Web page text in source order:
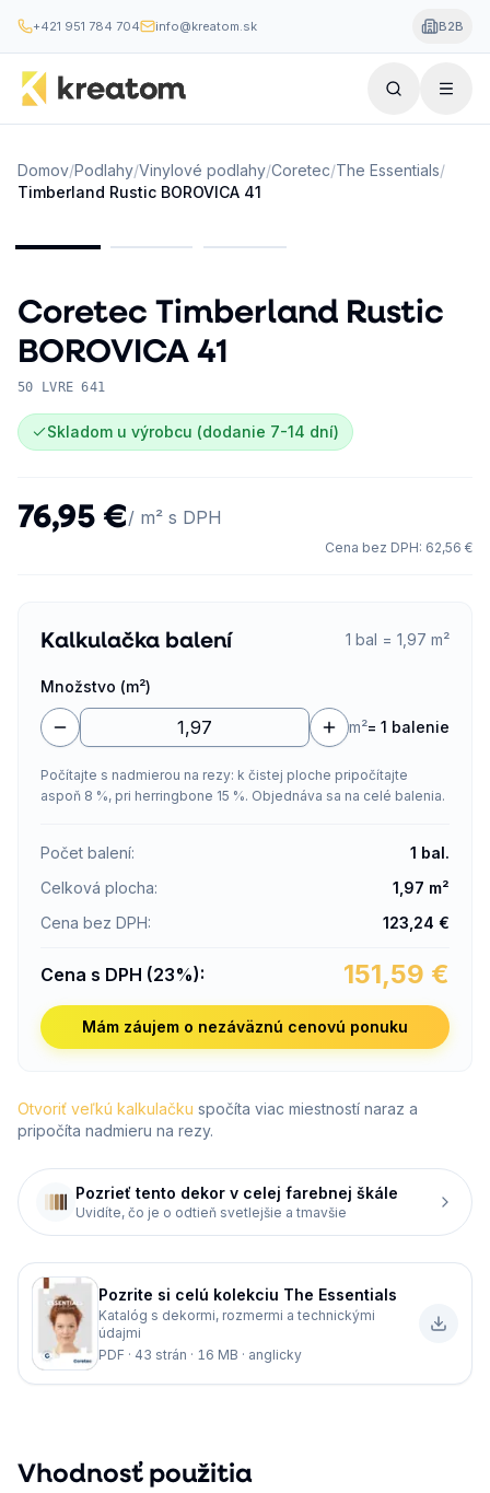
+421 951 784 704 info@kreatom.sk B2B
Domov/Podlahy/Vinylové podlahy/Coretec/The Essentials/
Timberland Rustic BOROVICA 41
CoretecTimberland Rustic
BOROVICA 41
50 LVRE 641
Skladom u výrobcu (dodanie 7-14 dní)
76,95 €/ m² s DPH
Cena bez DPH: 62,56 €
Kalkulačka balení 1 bal = 1,97 m²
Množstvo (m²)
m²= 1 balenie
Počítajte s nadmierou na rezy: k čistej ploche pripočítajte
aspoň 8 %, pri herringbone 15 %. Objednáva sa na celé balenia.
Počet balení: 1 bal.
Celková plocha: 1,97 m²
Cena bez DPH: 123,24 €
Cena s DPH (23%): 151,59 €
Mám záujem o nezáväznú cenovú ponuku
Otvoriť veľkú kalkulačku spočíta viac miestností naraz a
pripočíta nadmieru na rezy.
Pozrieť tento dekor v celej farebnej škále
Uvidíte, čo je o odtieň svetlejšie a tmavšie
Pozrite si celú kolekciu The Essentials
Katalóg s dekormi, rozmermi a technickými
údajmi
PDF · 43 strán · 16 MB · anglicky
Vhodnosť použitia